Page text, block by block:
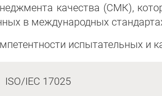
качества (СМК),
в международных
испытательных и
ISO/IEC 17025